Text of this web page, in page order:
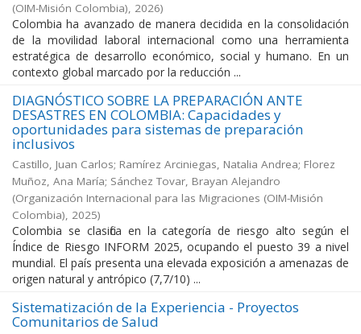
(OIM-Misión Colombia), 2026)
Colombia ha avanzado de manera decidida en la consolidación
de la movilidad laboral internacional como una herramienta
estratégica de desarrollo económico, social y humano. En un
contexto global marcado por la reducción ...
DIAGNÓSTICO SOBRE LA PREPARACIÓN ANTE
DESASTRES EN COLOMBIA: Capacidades y
oportunidades para sistemas de preparación
inclusivos
Castillo, Juan Carlos; Ramírez Arciniegas, Natalia Andrea; Florez
Muñoz, Ana María; Sánchez Tovar, Brayan Alejandro
(Organización Internacional para las Migraciones (OIM-Misión
Colombia), 2025)
Colombia se clasifica en la categoría de riesgo alto según el
Índice de Riesgo INFORM 2025, ocupando el puesto 39 a nivel
mundial. El país presenta una elevada exposición a amenazas de
origen natural y antrópico (7,7/10) ...
Sistematización de la Experiencia - Proyectos
Comunitarios de Salud